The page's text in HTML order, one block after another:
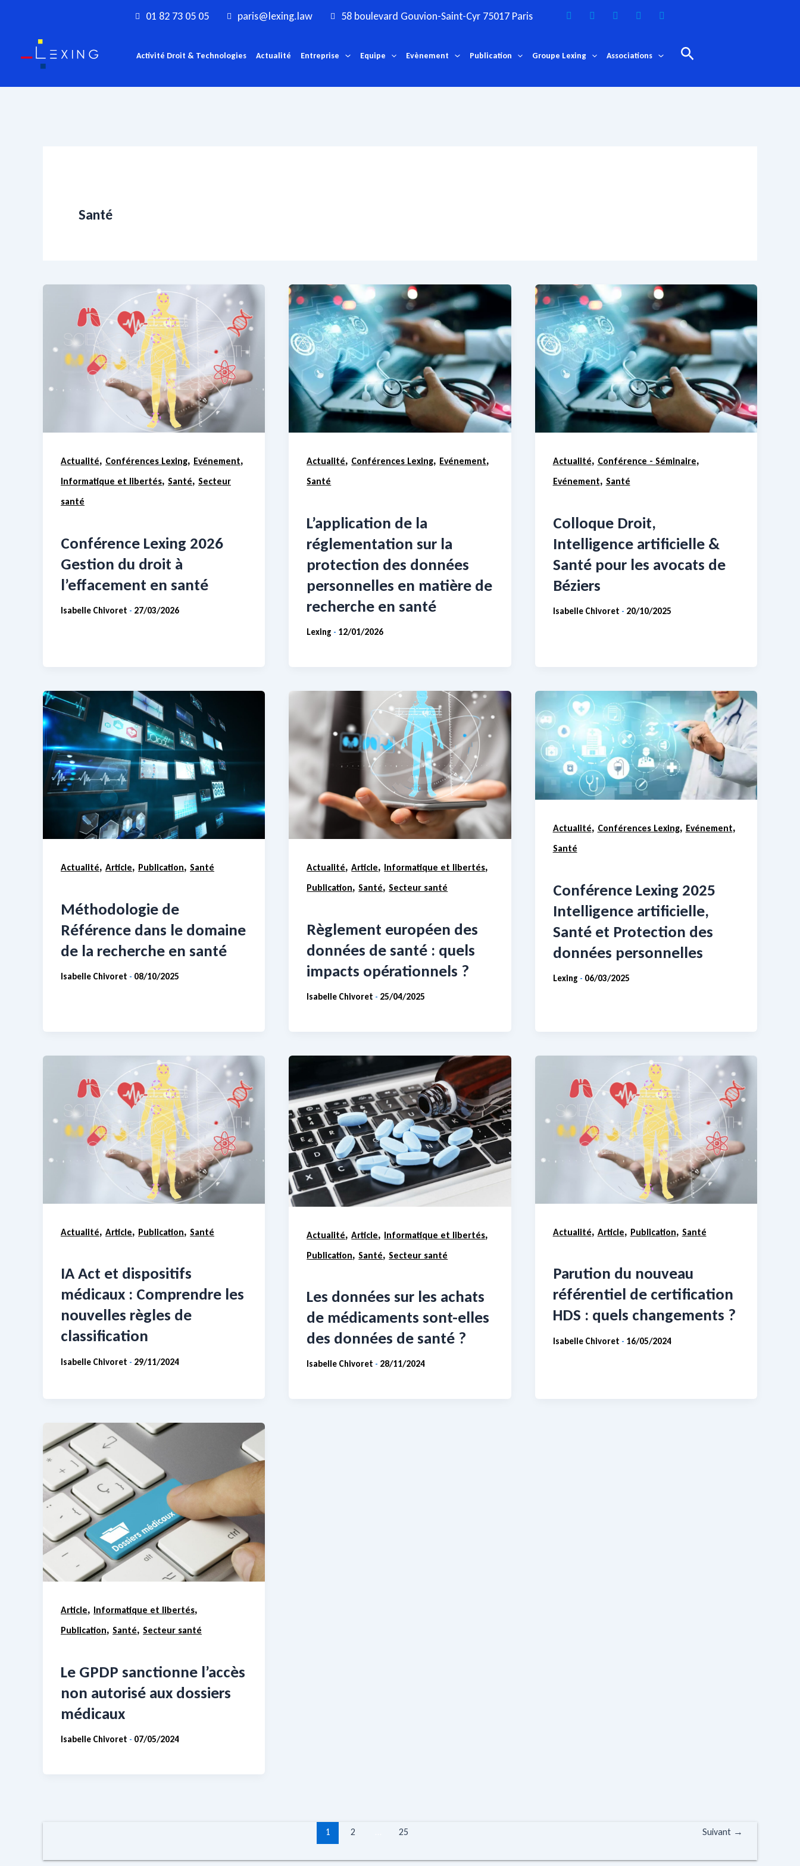
contenu
01 82 73 05 05 paris@lexing.law 58 boulevard Gouvion-Saint-Cyr 75017 Paris
Activité Droit & Technologies Actualité Entreprise Equipe Evènement Publication Groupe Lexing Associations Rechercher
Santé
Actualité, Conférences Lexing, Evénement,
Informatique et libertés, Santé, Secteur
santé
Conférence Lexing 2026
Gestion du droit à
l’effacement en santé
Isabelle Chivoret - 27/03/2026
Actualité, Conférences Lexing, Evénement,
Santé
L’application de la
réglementation sur la
protection des données
personnelles en matière de
recherche en santé
Lexing - 12/01/2026
Actualité, Conférence - Séminaire,
Evénement, Santé
Colloque Droit,
Intelligence artificielle &
Santé pour les avocats de
Béziers
Isabelle Chivoret - 20/10/2025
Actualité, Article, Publication, Santé
Méthodologie de
Référence dans le domaine
de la recherche en santé
Isabelle Chivoret - 08/10/2025
Actualité,Article, Informatique et libertés,
Publication,Santé,Secteur santé
Règlement européen des
données de santé : quels
impacts opérationnels ?
Isabelle Chivoret - 25/04/2025
Actualité, Conférences Lexing, Evénement,
Santé
Conférence Lexing 2025
Intelligence artificielle,
Santé et Protection des
données personnelles
Lexing - 06/03/2025
Actualité, Article, Publication, Santé
IA Act et dispositifs
médicaux : Comprendre les
nouvelles règles de
classification
Isabelle Chivoret - 29/11/2024
Actualité,Article, Informatique et libertés,
Publication,Santé,Secteur santé
Les données sur les achats
de médicaments sont-elles
des données de santé ?
Isabelle Chivoret - 28/11/2024
Actualité, Article, Publication, Santé
Parution du nouveau
référentiel de certification
HDS : quels changements ?
Isabelle Chivoret - 16/05/2024
Article, Informatique et libertés,
Publication, Santé, Secteur santé
Le GPDP sanctionne l’accès
non autorisé aux dossiers
médicaux
Isabelle Chivoret - 07/05/2024
1 2 25 Suivant →